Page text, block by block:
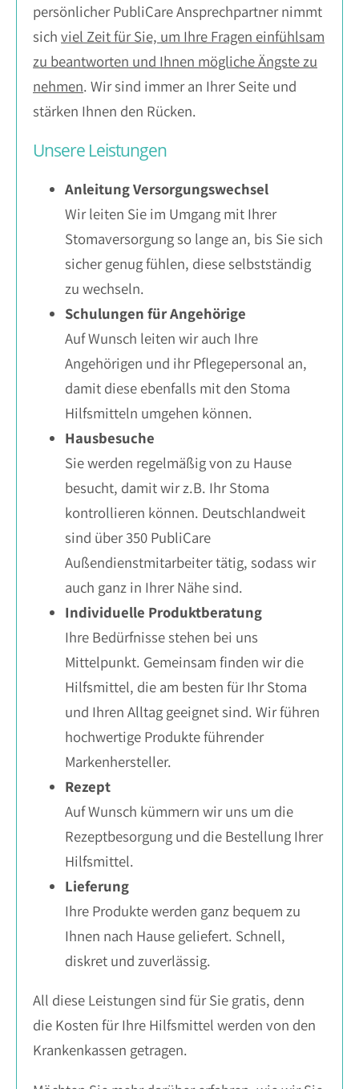
persönlicher PubliCare Ansprechpartner nimmt
sich viel Zeit für Sie, um Ihre Fragen einfühlsam
zu beantworten und Ihnen mögliche Ängste zu
nehmen. Wir sind immer an Ihrer Seite und
stärken Ihnen den Rücken.
Unsere Leistungen
Anleitung Versorgungswechsel
Wir leiten Sie im Umgang mit Ihrer
Stomaversorgung so lange an, bis Sie sich
sicher genug fühlen, diese selbstständig
zu wechseln.
Schulungen für Angehörige
Auf Wunsch leiten wir auch Ihre
Angehörigen und ihr Pflegepersonal an,
damit diese ebenfalls mit den Stoma
Hilfsmitteln umgehen können.
Hausbesuche
Sie werden regelmäßig von zu Hause
besucht, damit wir z.B. Ihr Stoma
kontrollieren können. Deutschlandweit
sind über 350 PubliCare
Außendienstmitarbeiter tätig, sodass wir
auch ganz in Ihrer Nähe sind.
Individuelle Produktberatung
Ihre Bedürfnisse stehen bei uns
Mittelpunkt. Gemeinsam finden wir die
Hilfsmittel, die am besten für Ihr Stoma
und Ihren Alltag geeignet sind. Wir führen
hochwertige Produkte führender
Markenhersteller.
Rezept
Auf Wunsch kümmern wir uns um die
Rezeptbesorgung und die Bestellung Ihrer
Hilfsmittel.
Lieferung
Ihre Produkte werden ganz bequem zu
Ihnen nach Hause geliefert. Schnell,
diskret und zuverlässig.
All diese Leistungen sind für Sie gratis, denn
die Kosten für Ihre Hilfsmittel werden von den
Krankenkassen getragen.